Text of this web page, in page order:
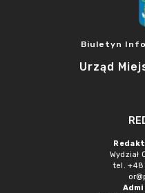
Biuletyn
Urząd
Wydział
tel. +48